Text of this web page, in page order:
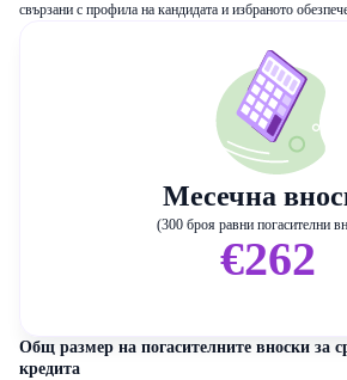
свързани с профила на кандидата и избраното
Месечна
(300 броя равни погасителни
€262
Общ размер на погасителните вноски за
кредита